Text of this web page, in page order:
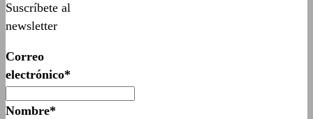
Suscríbete al
newsletter
Correo
electrónico*
Nombre*